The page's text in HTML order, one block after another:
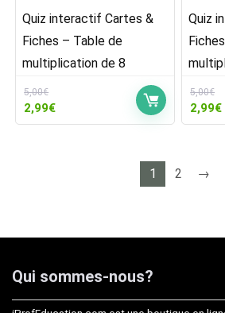
Quiz interactif Cartes &
Fiches – Table de
multiplication de 8
5,00€
Le
prix
2,99€Le
prix
Quiz
5,00€
Le
prix
5,00€.
2,99€
1 2 →
Qui sommes-nous?